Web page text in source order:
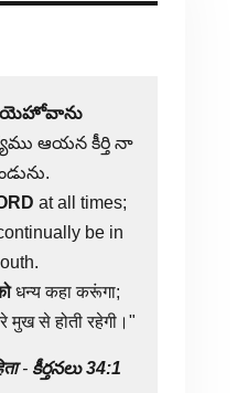
యెహోవాను
ఆయన కీర్తి నా
at all times;
be in
धन्य कहा करूंगा;
मुख से होती रहेगी।"
- కీర్తనలు 34:1